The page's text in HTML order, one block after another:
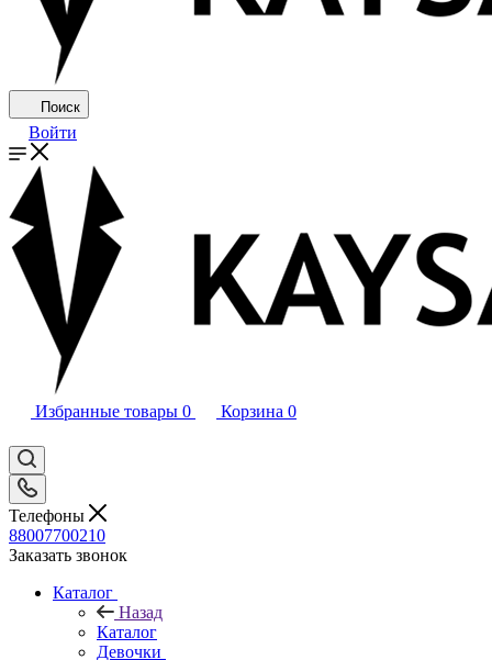
Поиск
Войти
Избранные товары 0 Корзина 0
Телефоны
88007700210
Заказать звонок
Каталог
Назад
Каталог
Девочки